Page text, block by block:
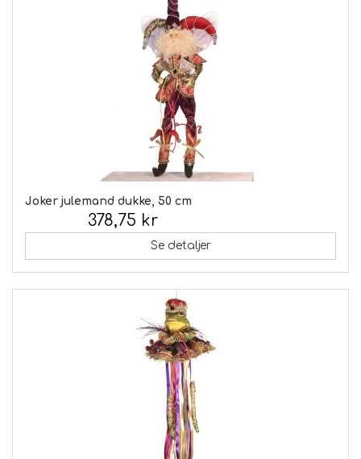
Joker julemand dukke, 50 cm
378,75 kr
Se detaljer